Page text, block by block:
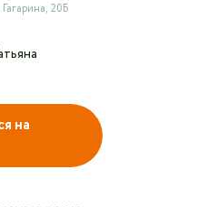
на
20Б
личном кабинете
использованием данных